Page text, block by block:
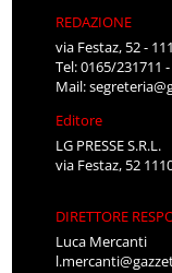
REDAZIONE
via Festaz, 52 -
Tel: 0165/231711
Mail:
Editore
LG PRESSE S.R.L.
via Festaz, 52
DIRETTORE
Luca Mercanti